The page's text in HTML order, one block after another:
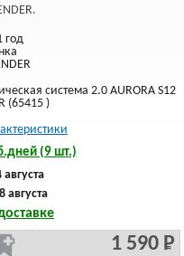
год
система 2.0 AURORA S12
(65415 )
(9 шт.)
августа
августа
1 590 Р